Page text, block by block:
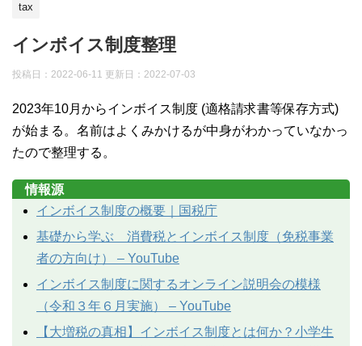
tax
インボイス制度整理
投稿日：2022-06-11 更新日： 2022-07-03
2023年10月からインボイス制度 (適格請求書等保存方式)
が始まる。名前はよくみかけるが中身がわかっていなかっ
たので整理する。
情報源
インボイス制度の概要｜国税庁
基礎から学ぶ 消費税とインボイス制度（免税事業
者の方向け） – YouTube
インボイス制度に関するオンライン説明会の模様
（令和３年６月実施） – YouTube
【大増税の真相】インボイス制度とは何か？小学生